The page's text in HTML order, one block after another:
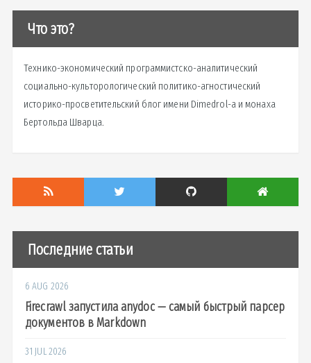
Что это?
Технико-экономический программистско-аналитический
социально-культорологический политико-агностический
историко-просветительский блог имени Dimedrol-a и монаха
Бертольда Шварца.
Последние статьи
6 AUG 2026
Firecrawl запустила anydoc — самый быстрый парсер
документов в Markdown
31 JUL 2026